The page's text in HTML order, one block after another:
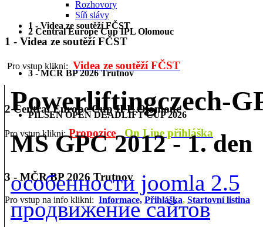
Rozhovory
Síň slávy
1 - Videa ze soutěží FČST
2 Central Europe Cup IPL Olomouc
3 - MČR BP 2026 Trutnov
PILSEN OPEN DEADLIFT CUP 2026
1 - Videa ze soutěží FČST
Pro vstup klikni: Videa ze soutěží FČST
2 Central Europe Cup IPL Olomouc
Pro vstup klikni: Propozice On Line přihláška
3 - MČR BP 2026 Trutnov
Pro vstup na info klikni: Informace, Přihláška, Startovní listina
Powerliftingczech-
MS GPC 2012 - 1. den
особенности joomla 2.5
продвижение сайтов